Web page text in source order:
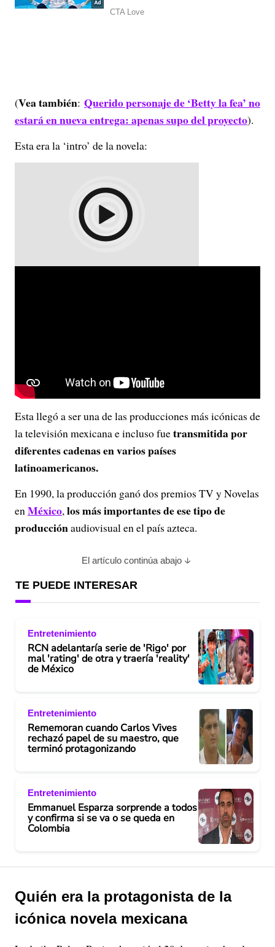
(Vea también: Querido personaje de ‘Betty la fea’ no
estará en nueva entrega: apenas supo del proyecto).
Esta era la ‘intro’ de la novela:
Esta llegó a ser una de las producciones más icónicas de
la televisión mexicana e incluso fuetransmitida por
diferentes cadenas en varios países
latinoamericanos.
En 1990, la producción ganó dos premios TV y Novelas
enMéxico,los más importantes de ese tipo de
producciónaudiovisual en el país azteca.
El artículo continúa abajo
TE PUEDE INTERESAR
Entretenimiento
RCN adelantaría serie de 'Rigo' por
mal 'rating' de otra y traería 'reality'
de México
Entretenimiento
Rememoran cuando Carlos Vives
rechazó papel de su maestro, que
terminó protagonizando
Entretenimiento
Emmanuel Esparza sorprende a todos
y confirma si se va o se queda en
Colombia
Quién era la protagonista de la
icónica novela mexicana